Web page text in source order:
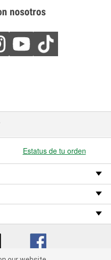
nosotros
Estatus de tu orden